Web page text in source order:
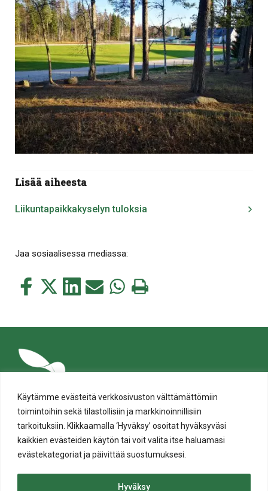
Käytämme evästeitä verkkosivuston välttämättömiin
toimintoihin sekä tilastollisiin ja markkinoinnillisiin
tarkoituksiin. Klikkaamalla ‘Hyväksy’ osoitat hyväksyväsi
kaikkien evästeiden käytön tai voit valita itse haluamasi
evästekategoriat ja päivittää suostumuksesi.
Hyväksy
Lisää aiheesta
Liikuntapaikkakyselyn tuloksia
Jaa sosiaalisessa mediassa:
Jaa
Jaa
Jaa Jaa Jaa Tulosta